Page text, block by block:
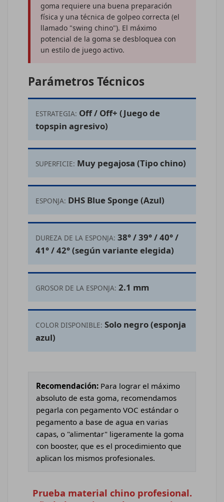
goma requiere una buena preparación
física y una técnica de golpeo correcta (el
llamado "swing chino"). El máximo
potencial de la goma se desbloquea con
un estilo de juego activo.
Parámetros Técnicos
ESTRATEGIA: Off / Off+ (Juego de
topspin agresivo)
SUPERFICIE: Muy pegajosa (Tipo chino)
ESPONJA: DHS Blue Sponge (Azul)
DUREZA DE LA ESPONJA: 38° / 39° / 40° /
41° / 42° (según variante elegida)
GROSOR DE LA ESPONJA: 2.1 mm
COLOR DISPONIBLE: Solo negro (esponja
azul)
Recomendación: Para lograr el máximo
absoluto de esta goma, recomendamos
pegarla con pegamento VOC estándar o
pegamento a base de agua en varias
capas, o "alimentar" ligeramente la goma
con booster, que es el procedimiento que
aplican los mismos profesionales.
Prueba material chino profesional.